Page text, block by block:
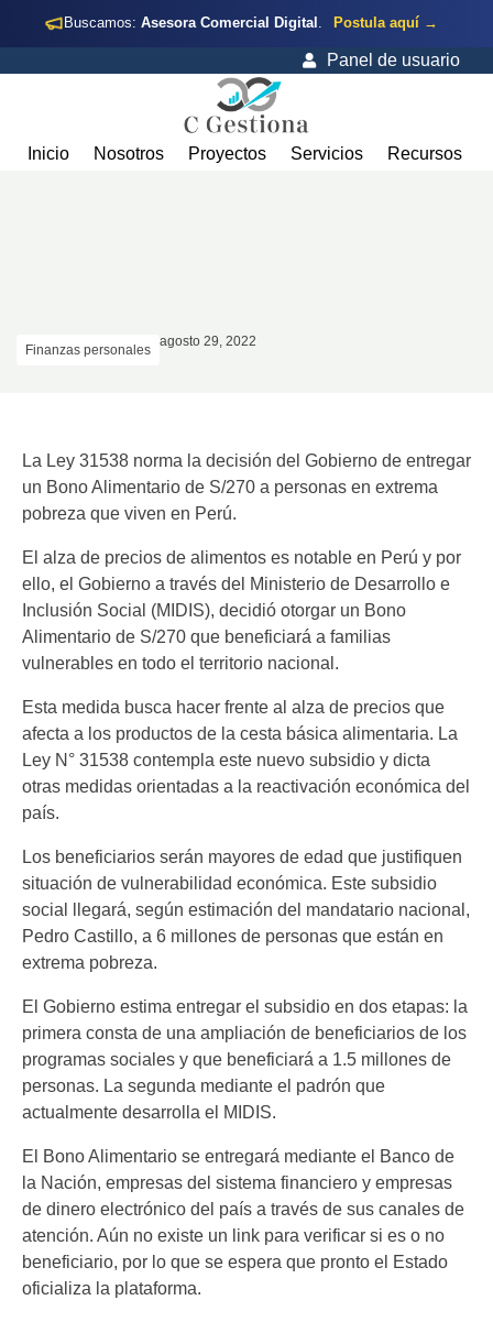
Buscamos: Asesora Comercial Digital . Postula aquí →
Panel de usuario
Inicio Nosotros Proyectos Servicios Recursos
Finanzas personales
agosto 29, 2022
La Ley 31538 norma la decisión del Gobierno de entregar
un Bono Alimentario de S/270 a personas en extrema
pobreza que viven en Perú.
El alza de precios de alimentos es notable en Perú y por
ello, el Gobierno a través del Ministerio de Desarrollo e
Inclusión Social (MIDIS), decidió otorgar un Bono
Alimentario de S/270 que beneficiará a familias
vulnerables en todo el territorio nacional.
Esta medida busca hacer frente al alza de precios que
afecta a los productos de la cesta básica alimentaria. La
Ley N° 31538 contempla este nuevo subsidio y dicta
otras medidas orientadas a la reactivación económica del
país.
Los beneficiarios serán mayores de edad que justifiquen
situación de vulnerabilidad económica. Este subsidio
social llegará, según estimación del mandatario nacional,
Pedro Castillo, a 6 millones de personas que están en
extrema pobreza.
El Gobierno estima entregar el subsidio en dos etapas: la
primera consta de una ampliación de beneficiarios de los
programas sociales y que beneficiará a 1.5 millones de
personas. La segunda mediante el padrón que
actualmente desarrolla el MIDIS.
El Bono Alimentario se entregará mediante el Banco de
la Nación, empresas del sistema financiero y empresas
de dinero electrónico del país a través de sus canales de
atención. Aún no existe un link para verificar si es o no
beneficiario, por lo que se espera que pronto el Estado
oficializa la plataforma.